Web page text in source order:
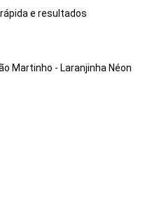
e resultados
Martinho - Laranjinha Néon